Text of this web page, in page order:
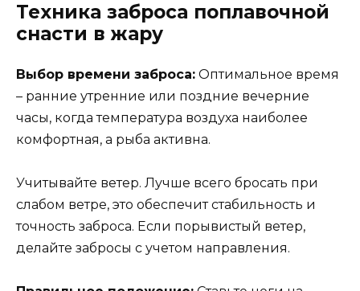
Техника заброса поплавочной
снасти в жару
Выбор времени заброса: Оптимальное время
– ранние утренние или поздние вечерние
часы, когда температура воздуха наиболее
комфортная, а рыба активна.
Учитывайте ветер. Лучше всего бросать при
слабом ветре, это обеспечит стабильность и
точность заброса. Если порывистый ветер,
делайте забросы с учетом направления.